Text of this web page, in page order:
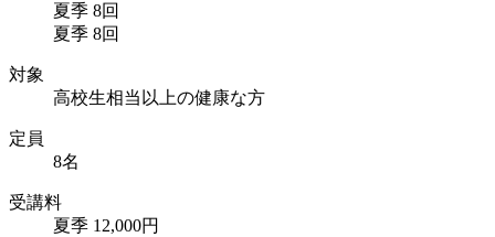
夏季 8回
夏季 8回
対象
高校生相当以上の健康な方
定員
8名
受講料
夏季 12,000円